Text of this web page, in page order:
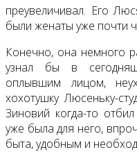
преувеличивал. Его
были женаты уже почти
Конечно, она немного
узнал бы в
оплывшим лицом,
хохотушку Люсеньку-
Зиновий когда-то
уже была для него,
быта, удобным и